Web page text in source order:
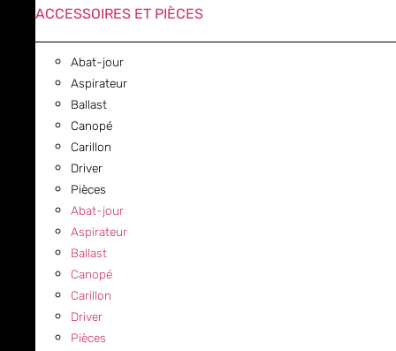
ACCESSOIRES ET PIÈCES
Abat-jour
Aspirateur
Ballast
Canopé
Carillon
Driver
Pièces
Abat-jour
Aspirateur
Ballast
Canopé
Carillon
Driver
Pièces